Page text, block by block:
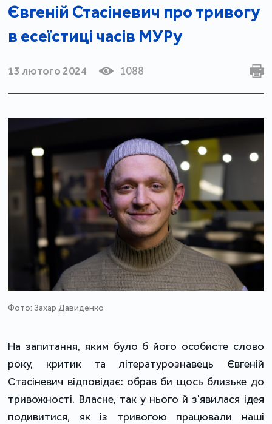
Євгеній Стасіневич про тривогу
в есеїстиці часів МУРу
13 лютого 2024 1088
Фото: Захар Давиденко
На запитання, яким було б його особисте слово
року, критик та літературознавець Євгеній
Стасіневич відповідає: обрав би щось близьке до
тривожності. Власне, так у нього й зʼявилася ідея
подивитися, як із тривогою працювали наші